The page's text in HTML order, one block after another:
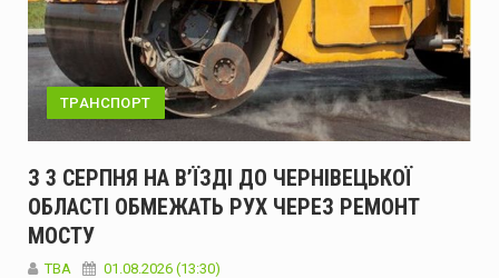
ТРАНСПОРТ
З 3 СЕРПНЯ НА В’ЇЗДІ ДО ЧЕРНІВЕЦЬКОЇ
ОБЛАСТІ ОБМЕЖАТЬ РУХ ЧЕРЕЗ РЕМОНТ
МОСТУ
ТВА 01.08.2026 (13:30)